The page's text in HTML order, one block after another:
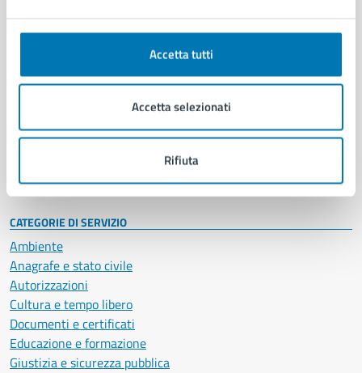
Accetta tutti
Accetta selezionati
Rifiuta
Organi di governo
Enti e fondazioni
Personale amministrativo
Intranet, posta aziendale e protocollo
CATEGORIE DI SERVIZIO
Ambiente
Anagrafe e stato civile
Autorizzazioni
Cultura e tempo libero
Documenti e certificati
Educazione e formazione
Giustizia e sicurezza pubblica